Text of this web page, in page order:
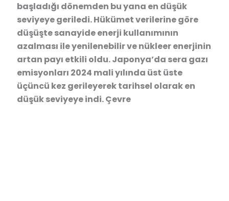
başladığı dönemden bu yana en düşük
seviyeye geriledi. Hükümet verilerine göre
düşüşte sanayide enerji kullanımının
azalması ile yenilenebilir ve nükleer enerjinin
artan payı etkili oldu. Japonya’da sera gazı
emisyonları 2024 mali yılında üst üste
üçüncü kez gerileyerek tarihsel olarak en
düşük seviyeye indi. Çevre